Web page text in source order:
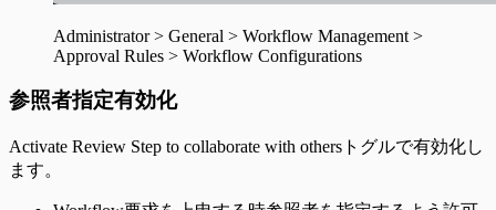
Administrator > General > Workflow Management >
Approval Rules > Workflow Configurations
参照者指定有効化
Activate Review Step to collaborate with othersトグルで有効化し
ます。